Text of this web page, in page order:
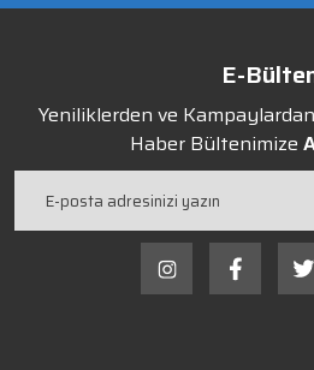
E-
Yeniliklerden ve
Haber Bültenimize